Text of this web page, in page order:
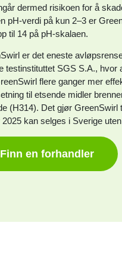
dermed risikoen for å
pH-verdi på kun 2–3 er
til 14 på pH-skalaen.
er det eneste
testinstituttet SGS S.A.,
flere ganger mer
til etsende midler
(H314). Det gjør
2025 kan selges i Sverige
Finn en forhandler